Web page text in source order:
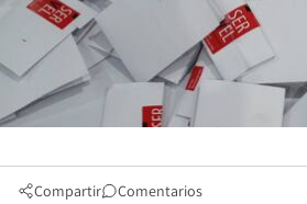
Compartir Comentarios